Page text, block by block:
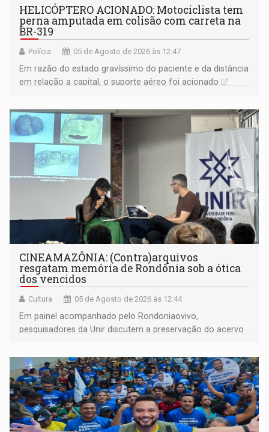
HELICÓPTERO ACIONADO: Motociclista tem
perna amputada em colisão com carreta na
BR-319
Polícia 05 de Agosto de 2026 às 12:47
Em razão do estado gravíssimo do paciente e da distância
em relação a capital, o suporte aéreo foi acionado
CINEAMAZÔNIA: (Contra)arquivos
resgatam memória de Rondônia sob a ótica
dos vencidos
Cultura 05 de Agosto de 2026 às 12:44
Em painel acompanhado pelo Rondoniaovivo,
pesquisadores da Unir discutem a preservação do acervo
memória como bússola para o futuro